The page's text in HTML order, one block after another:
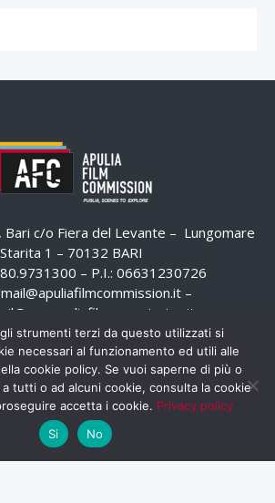
Bari c/o Fiera del Levante – Lungomare
Starita 1 – 70132 BARI
– P.I.: 06631230726
–
strumenti terzi da questo utilizzati si
necessari al funzionamento ed utili alle
cookie policy. Se vuoi saperne di più o
tutti o ad alcuni cookie, consulta la cookie
accetta i cookie. Privacy policy
Si
No